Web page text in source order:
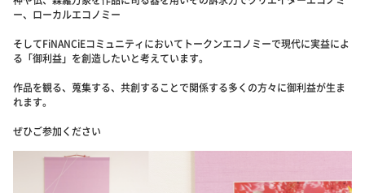
ー、ローカルエコノミー
そしてFiNANCiEコミュニティにおいてトークンエコノミーで現代に実益によ
る「御利益」を創造したいと考えています。
作品を観る、蒐集する、共創することで関係する多くの方々に御利益が生ま
れます。
ぜひご参加ください